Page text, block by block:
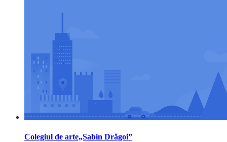
Colegiul de arte„Sabin Drăgoi”